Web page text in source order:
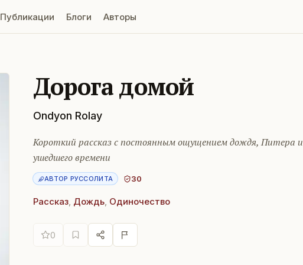
Публикации Блоги Авторы
Дорога домой
Ondyon Rolay
Короткий рассказ с постоянным ощущением дождя, Питера и
ушедшего времени
АВТОР РУССОЛИТА 30
Рассказ, Дождь, Одиночество
0